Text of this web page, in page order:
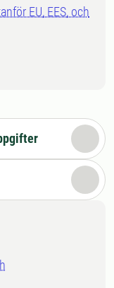
EU, EES, och